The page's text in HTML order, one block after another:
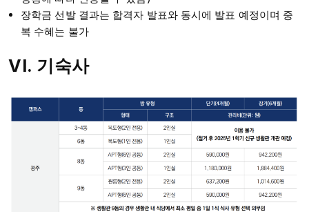
장학금 선발 결과는 합격자 발표와 동시에 발표 예정이며 중
복 수혜는 불가
VI. 기숙사